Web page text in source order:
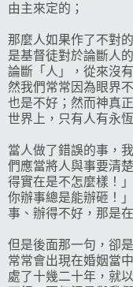
由主來定的；
那麼人如果作了不對
是基督徒對於論斷人
論斷「人」，從來沒
然我們常常因為眼界
也是不好；然而神真
世界上，只有人有永
當人做了錯誤的事，
們應當將人與事要清
得實在是不怎麼樣！
你辦事總是能辦砸！
事、辦得不好，那是
但是後面那一句，卻
常常會出現在婚姻當
處了十幾二十年，就